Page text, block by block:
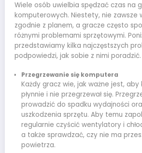
Wiele osób uwielbia spędzać czas na
komputerowych. Niestety, nie zawsze
zgodnie z planem, a gracze często
różnymi problemami sprzętowymi.
przedstawiamy kilka najczęstszych
podpowiedzi, jak sobie z nimi poradzić.
Przegrzewanie się komputera
Każdy gracz wie, jak ważne jest, aby
płynnie i nie przegrzewał się.
prowadzić do spadku wydajności
uszkodzenia sprzętu. Aby temu
regularnie czyścić wentylatory i
a także sprawdzać, czy nie ma
powietrza.